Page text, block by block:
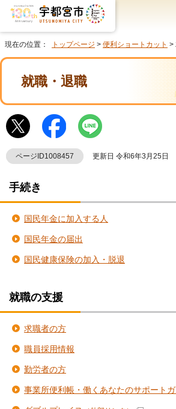
現在の位置： トップページ > 便利ショートカット >
就職・退職
ページID1008457 更新日 令和6年3月25日
手続き
国民年金に加入する人
国民年金の届出
国民健康保険の加入・脱退
就職の支援
求職者の方
職員採用情報
勤労者の方
事業所便利帳・働くあなたのサポートガ